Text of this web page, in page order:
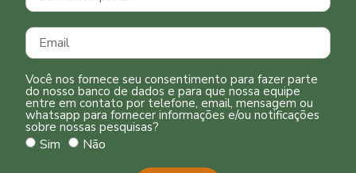
Você nos fornece seu consentimento para fazer parte
do nosso banco de dados e para que nossa equipe
entre em contato por telefone, email, mensagem ou
whatsapp para fornecer informações e/ou notificações
sobre nossas pesquisas?
Sim Não